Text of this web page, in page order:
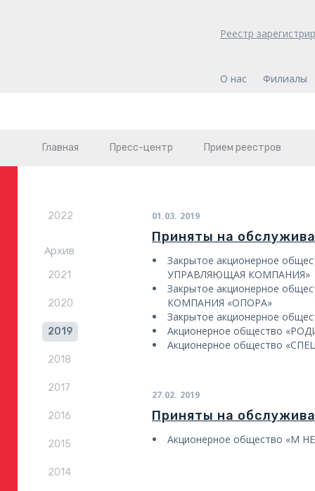
Реестр
О нас Филиалы
Главная Пресс-центр Прием реестров
2022
Архив
2021
2020
2019
2018
2017
2016
2015
2014
01.03. 2019
Приняты на
Закрытое акционерное
УПРАВЛЯЮЩАЯ КОМПАНИЯ»
Закрытое акционерное
КОМПАНИЯ «ОПОРА»
Закрытое акционерное
Акционерное общество
Акционерное общество
27.02. 2019
Приняты на
Акционерное общество «М